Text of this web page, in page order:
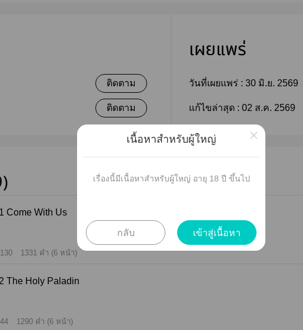
ติดตาม
ติดตาม
เผยแพร่
วันที่เผยแพร่ : 30 มิ.ย. 2569
แก้ไขล่าสุด : 02 ส.ค. 2569
ตอนที่ 1 Come With Us
130 1331 คำ (6 หน้า)
ตอนที่ 2 The Holy Paladin
44 1290 คำ (6 หน้า)
เนื้อหาสำหรับผู้ใหญ่
เรื่องนี้มีเนื้อหาสำหรับผู้ใหญ่ อายุ 18 ปี ขึ้นไป
กลับ เข้าสู่เนื้อหา
×